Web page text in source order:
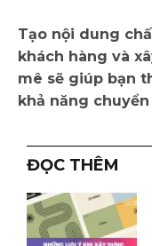
Tạo nội dung
khách hàng và
mê sẽ giúp bạn
khả năng
ĐỌC THÊM